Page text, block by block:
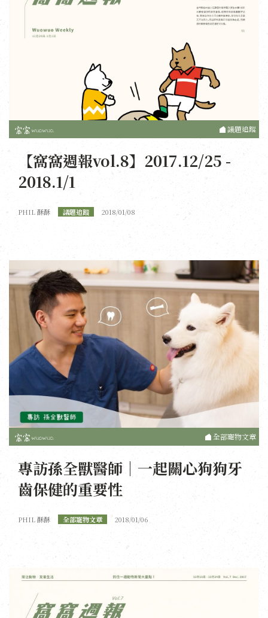
議題追蹤
【窩窩週報vol.8】2017.12/25 -
2018.1/1
PHIL 酥酥 議題追蹤 2018/01/08
全部寵物文章
專訪孫全獸醫師｜一起關心狗狗牙
齒保健的重要性
PHIL 酥酥 全部寵物文章 2018/01/06